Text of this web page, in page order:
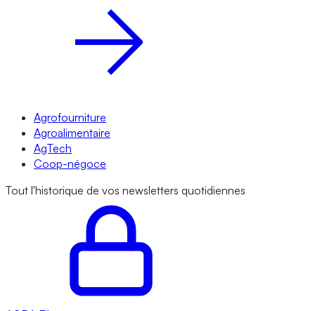
Agrofourniture
Agroalimentaire
AgTech
Coop-négoce
Tout l'historique de vos newsletters quotidiennes